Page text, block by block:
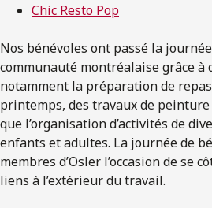
Chic Resto Pop
Nos bénévoles ont passé la
communauté montréalaise grâce à
notamment la préparation de
printemps, des travaux de
que l’organisation d’activités de
enfants et adultes. La journée de
membres d’Osler l’occasion de se
liens à l’extérieur du travail.